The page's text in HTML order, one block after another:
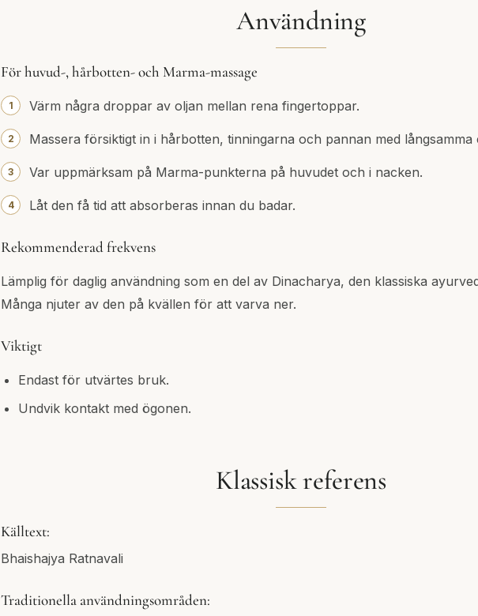
Användning
För huvud-, hårbotten- och Marma-massage
Värm några droppar av oljan mellan rena fingertoppar.
Massera försiktigt in i hårbotten, tinningarna och pannan med
Var uppmärksam på Marma-punkterna på huvudet och i nacken.
Låt den få tid att absorberas innan du badar.
Rekommenderad frekvens
Lämplig för daglig användning som en del av Dinacharya, den klassiska
Många njuter av den på kvällen för att varva ner.
Viktigt
Endast för utvärtes bruk.
Undvik kontakt med ögonen.
Klassisk referens
Källtext:
Bhaishajya Ratnavali
Traditionella användningsområden: